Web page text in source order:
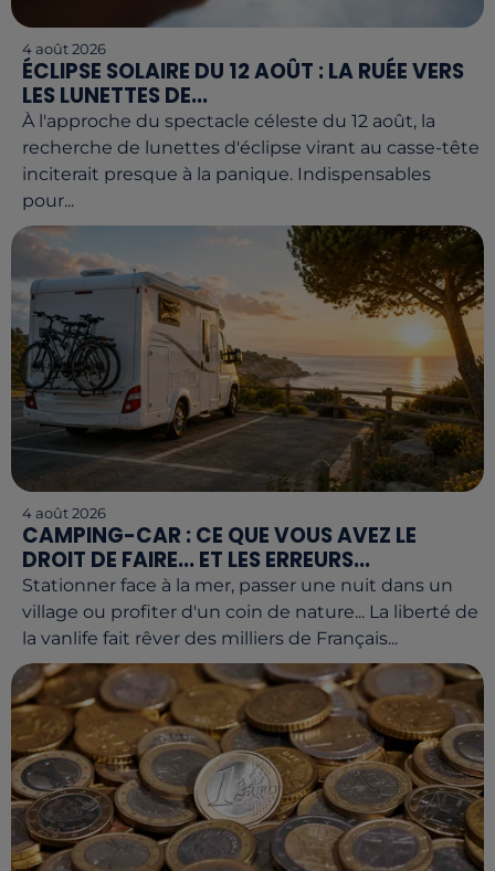
4 août 2026
ÉCLIPSE SOLAIRE DU 12 AOÛT : LA RUÉE VERS
LES LUNETTES DE...
À l'approche du spectacle céleste du 12 août, la
recherche de lunettes d'éclipse virant au casse-tête
inciterait presque à la panique. Indispensables
pour...
4 août 2026
CAMPING-CAR : CE QUE VOUS AVEZ LE
DROIT DE FAIRE... ET LES ERREURS...
Stationner face à la mer, passer une nuit dans un
village ou profiter d'un coin de nature... La liberté de
la vanlife fait rêver des milliers de Français...